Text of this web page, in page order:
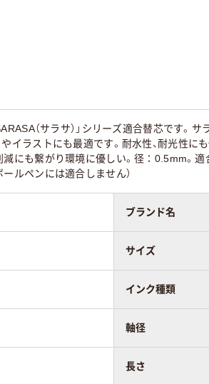
（サラサ）」シリーズ適合替芯です。
イラストにも最適です。耐水性、耐光性
にも繋がり環境に優しい。径：0.5mm。
ルペンには適合しません）
ブランド名
サイズ
インク種類
軸径
長さ